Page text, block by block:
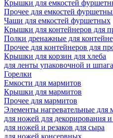
Крышки для емкостей
Прочее для емкостей
Чаши для емкостей фуршетных
Крышки для контейнеров для
Полки дренажные для
Прочее для контейнеров для
Крышки для корзин для хлеба
для ленты упаковочной и
Горелки
Емкости для мармитов
Крышки для мармитов
Прочее для мармитов
Элементы нагревательные для
для ножей для декорирования
для ножей и резаков для сыра
для ножей консервных